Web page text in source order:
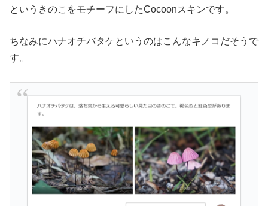
というきのこをモチーフにしたCocoonスキンです。
ちなみにハナオチバタケというのはこんなキノコだそうで
す。